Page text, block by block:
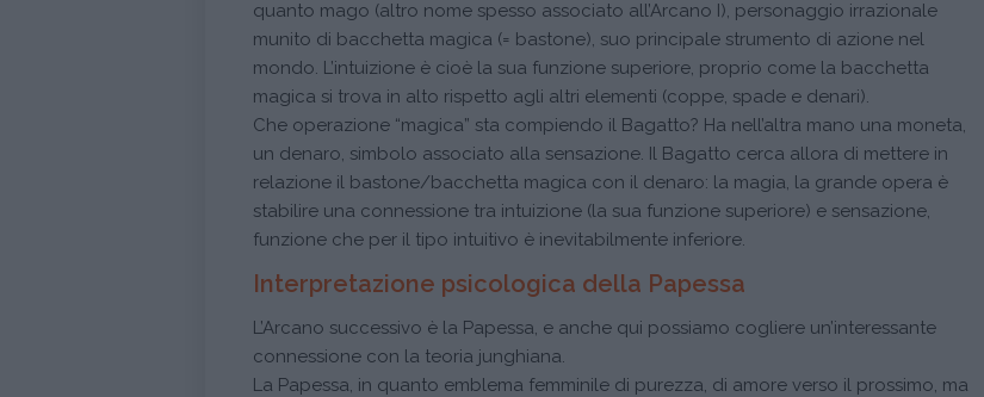
quanto mago (altro nome spesso associato all’Arcano I), personaggio irrazionale
munito di bacchetta magica (= bastone), suo principale strumento di azione nel
mondo. L’intuizione è cioè la sua funzione superiore, proprio come la bacchetta
magica si trova in alto rispetto agli altri elementi (coppe, spade e denari).
Che operazione “magica” sta compiendo il Bagatto? Ha nell’altra mano una moneta,
un denaro, simbolo associato alla sensazione. Il Bagatto cerca allora di mettere in
relazione il bastone/bacchetta magica con il denaro: la magia, la grande opera è
stabilire una connessione tra intuizione (la sua funzione superiore) e sensazione,
funzione che per il tipo intuitivo è inevitabilmente inferiore.
Interpretazione psicologica della Papessa
L’Arcano successivo è la Papessa, e anche qui possiamo cogliere un’interessante
connessione con la teoria junghiana.
La Papessa, in quanto emblema femminile di purezza, di amore verso il prossimo, ma